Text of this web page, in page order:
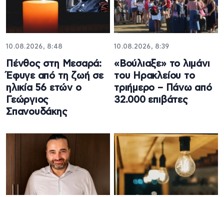
10.08.2026, 8:48
Πένθος στη Μεσαρά:
Έφυγε από τη ζωή σε
ηλικία 56 ετών ο
Γεώργιος
Σπανουδάκης
10.08.2026, 8:39
«Βούλιαξε» το λιμάνι
του Ηρακλείου το
τριήμερο – Πάνω από
32.000 επιβάτες